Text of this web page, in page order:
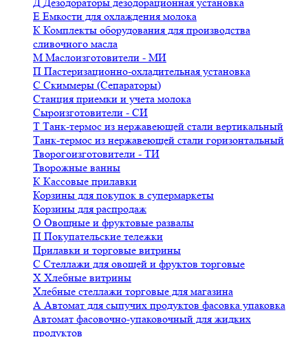
Е Емкости для охлаждения молока
К Комплекты оборудования для производства
сливочного масла
М Маслоизготовители - МИ
П Пастеризационно-охладительная установка
С Скиммеры (Сепараторы)
Станция приемки и учета молока
Сыроизготовители - СИ
Т Танк-термос из нержавеющей стали вертикальный
Танк-термос из нержавеющей стали горизонтальный
Творогоизготовители - ТИ
Творожные ванны
К Кассовые прилавки
Корзины для покупок в супермаркеты
Корзины для распродаж
О Овощные и фруктовые развалы
П Покупательские тележки
Прилавки и торговые витрины
С Стеллажи для овощей и фруктов торговые
Х Хлебные витрины
Хлебные стеллажи торговые для магазина
А Автомат для сыпучих продуктов фасовка упаковка
Автомат фасовочно-упаковочный для жидких
продуктов